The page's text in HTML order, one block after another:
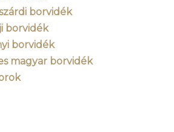
borvidék
borvidék
borvidék
magyar borvidék